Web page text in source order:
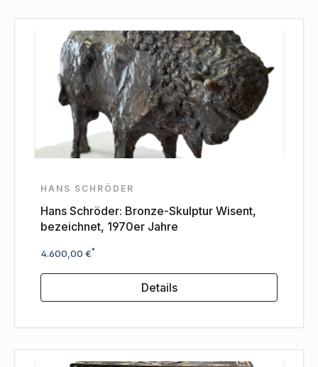
HANS SCHRÖDER
Hans Schröder: Bronze-Skulptur Wisent,
bezeichnet, 1970er Jahre
Regulärer Preis:
4.600,00 €*
Details